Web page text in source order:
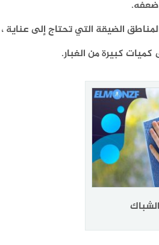
الضيقة التي تحتاج إلى عناية ،
كميات كبيرة من الغبار.